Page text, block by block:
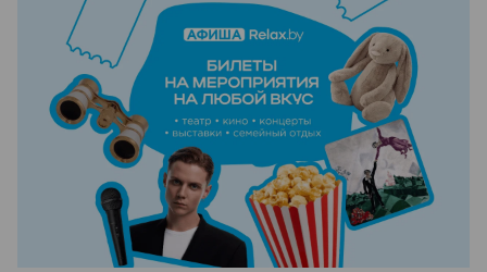
ЭФФЕКТИВНАЯ РЕКЛАМА НА САЙТЕ